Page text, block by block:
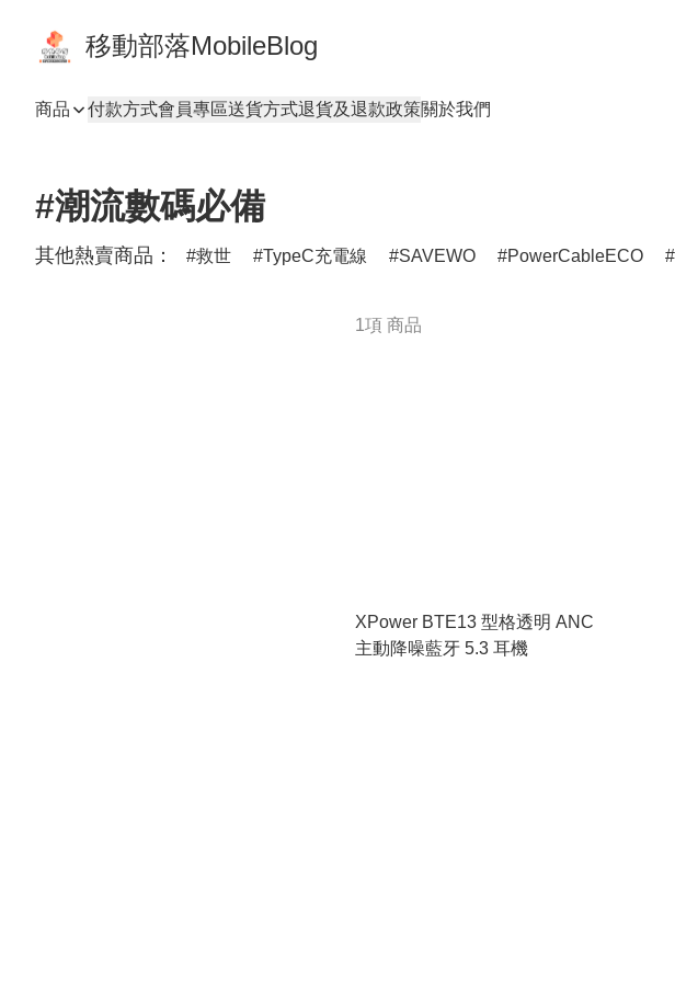
移動部落MobileBlog
商品 付款方式會員專區送貨方式退貨及退款政策關於我們
#潮流數碼必備
其他熱賣商品： 救世 TypeC充電線 SAVEWO PowerCableECO
1項 商品
XPower BTE13 型格透明 ANC
主動降噪藍牙 5.3 耳機